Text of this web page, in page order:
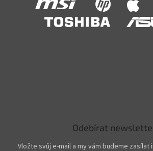
Odebírat
Vložte svůj e-mail a my vám budeme zasílat